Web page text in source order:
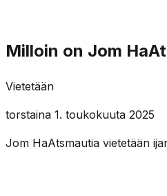
Milloin on Jom
Vietetään
torstaina 1. toukokuuta 2025
Jom HaAtsmautia vietetään